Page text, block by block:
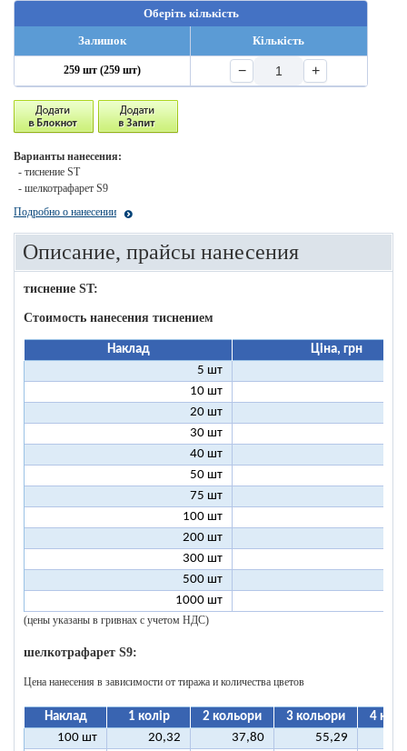
Оберіть кількість
Залишок
Кількість
259 шт (259 шт) − +
Варианты нанесения:
- тиснение ST
- шелкотрафарет S9
Подробно о нанесении
Описание, прайсы нанесения
тиснение ST:
Стоимость нанесения тиснением
Наклад
Ціна, грн
5 шт
10 шт
20 шт
30 шт
40 шт
50 шт
75 шт
100 шт
200 шт
300 шт
500 шт
1000 шт
(цены указаны в гривнах с учетом НДС)
шелкотрафарет S9:
Цена нанесения в зависимости от тиража и количества цветов
Наклад 1 колір 2 кольори 3 кольори
4
100 шт
20,32 37,80 55,29